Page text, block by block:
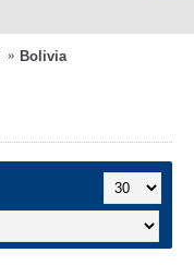
Bolivia